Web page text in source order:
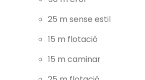
25 m sense estil
15 m flotació
15 m caminar